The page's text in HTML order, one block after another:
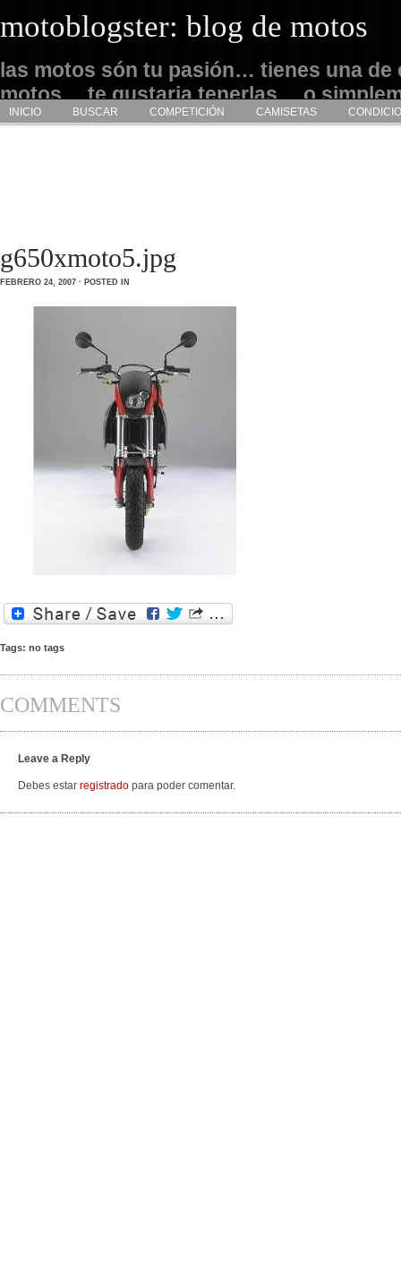
motoblogster: blog de motos
las motos són tu pasión… tienes una de
motos… te gustaria tenerlas… o
admirarlas… este es tu sitio
INICIO BUSCAR COMPETICIÓN CAMISETAS
g650xmoto5.jpg
FEBRERO 24, 2007 · POSTED IN
Tags: no tags
COMMENTS
Leave a Reply
Debes estar registrado para poder comentar.